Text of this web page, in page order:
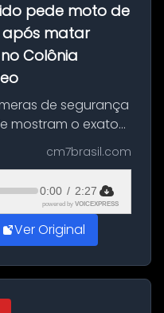
pede moto de
matar
Colônia
de segurança
mostram o exato
suspeito da
28 anos. O crime
d...
cm7brasil.com
0:00 / 2:27
powered by VOICEXPRESS
Ver Original